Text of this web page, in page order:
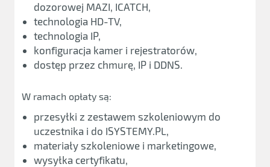
dozorowej MAZI, ICATCH,
technologia HD-TV,
technologia IP,
konfiguracja kamer i rejestratorów,
dostęp przez chmurę, IP i DDNS.
W ramach opłaty są:
przesyłki z zestawem szkoleniowym do
uczestnika i do ISYSTEMY.PL,
materiały szkoleniowe i marketingowe,
wysyłka certyfikatu,